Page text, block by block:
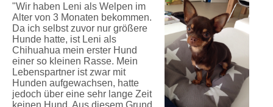
"Wir haben Leni als Welpen im
Alter von 3 Monaten bekommen.
Da ich selbst zuvor nur größere
Hunde hatte, ist Leni als
Chihuahua mein erster Hund
einer so kleinen Rasse. Mein
Lebenspartner ist zwar mit
Hunden aufgewachsen, hatte
jedoch über eine sehr lange Zeit
keinen Hund. Aus diesem Grund